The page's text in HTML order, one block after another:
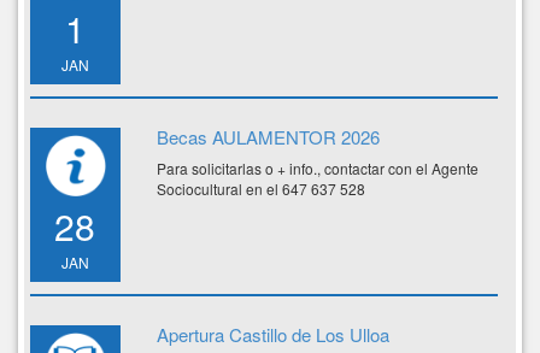
1
JAN
28
JAN
Becas AULAMENTOR 2026
Para solicitarlas o + info., contactar con el Agente
Sociocultural en el 647 637 528
Apertura Castillo de Los Ulloa